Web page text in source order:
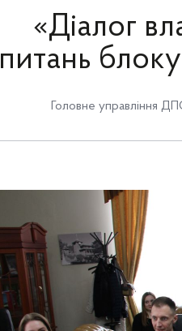
«Діалог
питань
Головне управління